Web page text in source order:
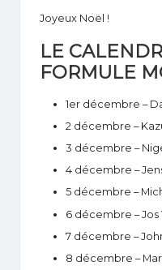
Joyeux Noël !
LE
FORMULE
1er décembre –
2 décembre –
3 décembre –
4 décembre –
5 décembre –
6 décembre –
7 décembre –
8 décembre –